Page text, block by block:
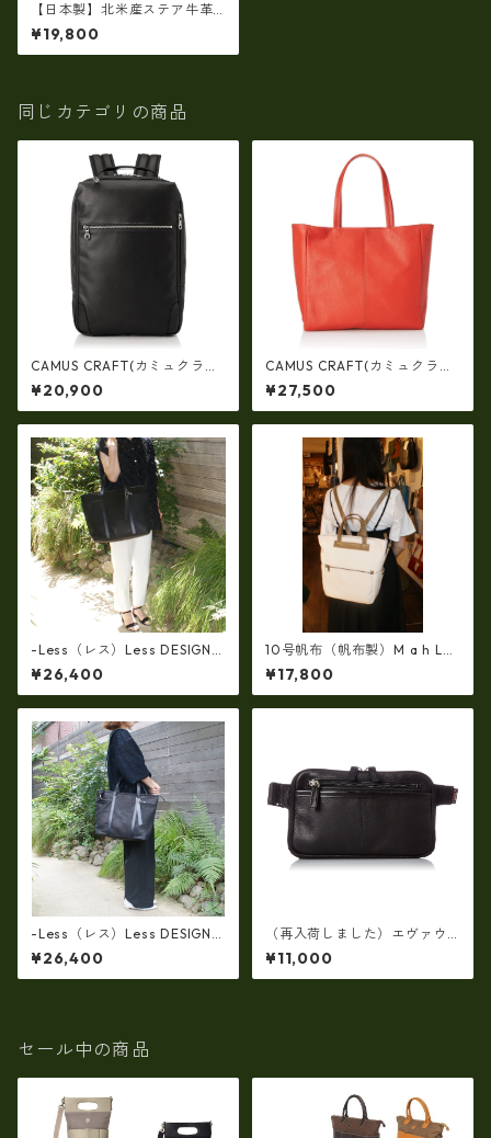
【日本製】北米産ステア牛革
アンティーク加工・ INNFITH
MOVE サコッシュ・ショルダ
ー ir-55010
¥19,800
同じカテゴリの商品
CAMUS CRAFT(カミュクラフ
ト) ビジネスバッグ リュック
サック 日本製 撥水 軽量 ユニ
セックス cc-2702
¥20,900
CAMUS CRAFT(カミュクラフ
ト) ビジネスバッグ トートバ
ッグ 日本製 撥水 軽量 ユニセ
ックス cc-2703
¥27,500
-Less（レス）Less DESIGN
(レスデザイン)Scarred Textu
re（牛革）斜め掛け＆多機能
トート（L/SIZE） LMSB-0514
¥26,400
10号帆布（帆布製）M a h L
革コンビ・リュック 7M2-11
44
¥17,800
-Less（レス）Less DESIGN
(レスデザイン)Scarred Textu
re（牛革）斜め掛け＆多機能
トート（L/SIZE） LMSB-0514
¥26,400
（再入荷しました）エヴァウ
ィン EVERWIN 日本製 【日本
製】【レザー】ウェストボデ
ィバッグ メンズ 薄型【ビジネ
¥11,000
セール中の商品